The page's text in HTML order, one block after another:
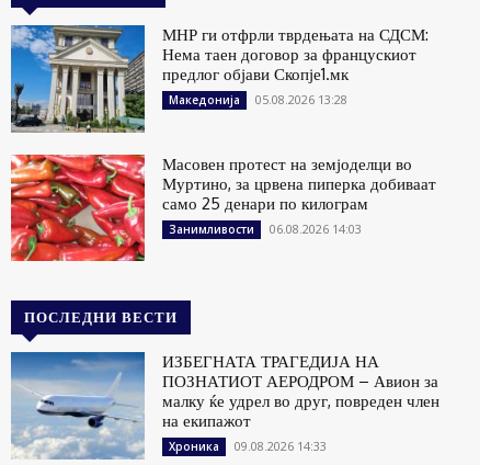
МНР ги отфрли тврдењата на СДСМ:
Нема таен договор за францускиот
предлог објави Скопје1.мк
Македонија 05.08.2026 13:28
Масовен протест на земјоделци во
Муртино, за црвена пиперка добиваат
само 25 денари по килограм
Занимливости 06.08.2026 14:03
ПОСЛЕДНИ ВЕСТИ
ИЗБЕГНАТА ТРАГЕДИЈА НА
ПОЗНАТИОТ АЕРОДРОМ – Авион за
малку ќе удрел во друг, повреден член
на екипажот
Хроника 09.08.2026 14:33